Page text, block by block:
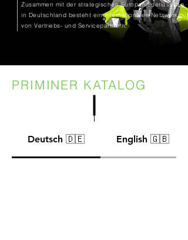
Zusammen mit der strategischen Europaniederlassung
in Deutschland besteht ein internationales Netzwerk
von Vertriebs- und Servicepartnern.
PRIMINER KATALOG
Deutsch 🇩🇪 English 🇬🇧